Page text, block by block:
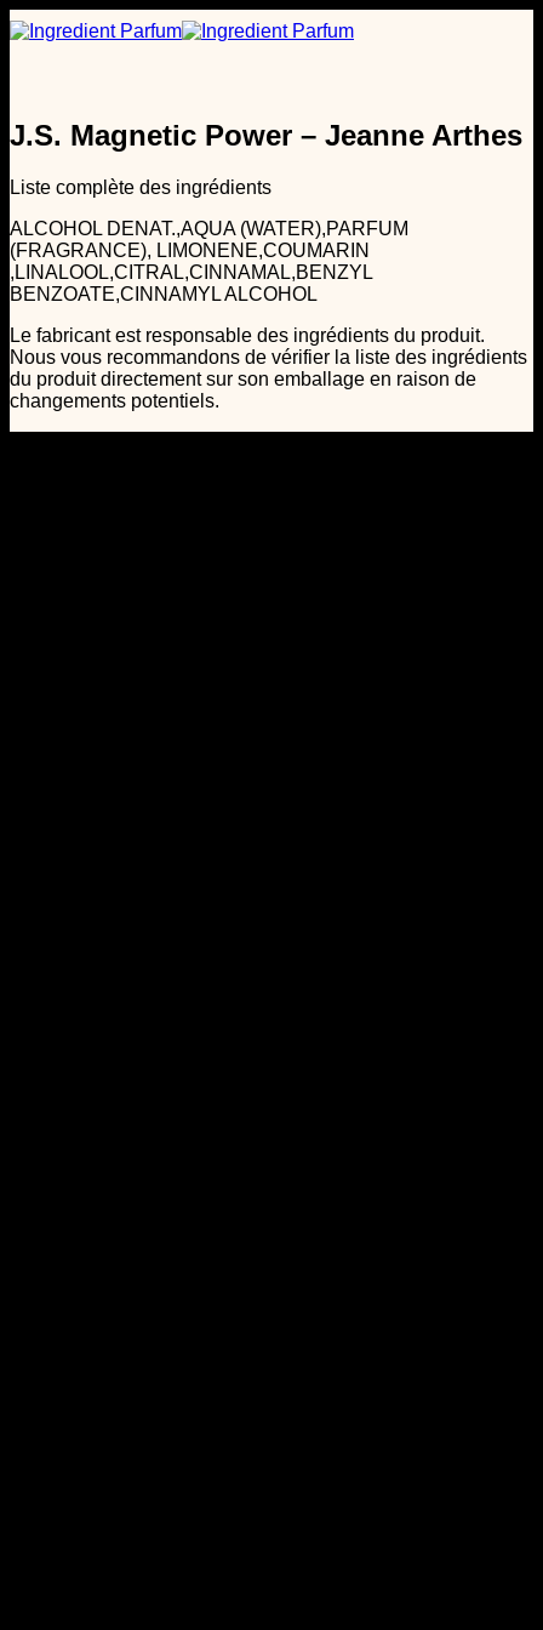
Passer
au
J.S. Magnetic Power – Jeanne Arthes
Liste complète des ingrédients
ALCOHOL DENAT.,AQUA (WATER),PARFUM
(FRAGRANCE), LIMONENE,COUMARIN
,LINALOOL,CITRAL,CINNAMAL,BENZYL
BENZOATE,CINNAMYL ALCOHOL
Le fabricant est responsable des ingrédients du produit.
Nous vous recommandons de vérifier la liste des ingrédients
du produit directement sur son emballage en raison de
changements potentiels.